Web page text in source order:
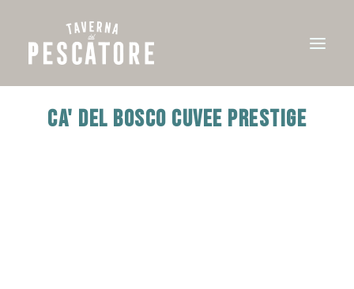
CA' DEL BOSCO CUVEE PRESTIGE